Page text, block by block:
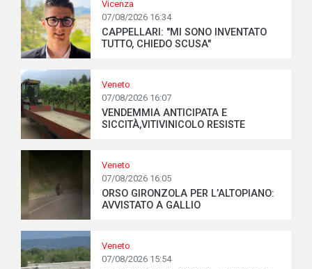
Vicenza
07/08/2026 16:34
CAPPELLARI: "MI SONO INVENTATO
TUTTO, CHIEDO SCUSA"
Veneto
07/08/2026 16:07
VENDEMMIA ANTICIPATA E
SICCITÀ,VITIVINICOLO RESISTE
Veneto
07/08/2026 16:05
ORSO GIRONZOLA PER L’ALTOPIANO:
AVVISTATO A GALLIO
Veneto
07/08/2026 15:54